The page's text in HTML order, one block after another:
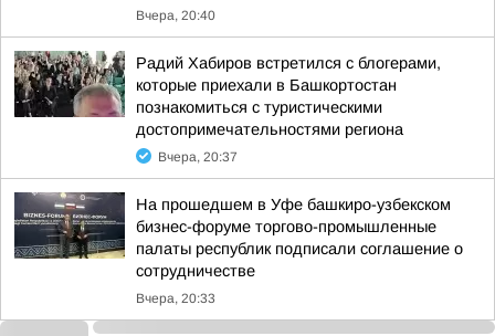
Вчера, 20:40
Радий Хабиров встретился с блогерами,
которые приехали в Башкортостан
познакомиться с туристическими
достопримечательностями региона
Вчера, 20:37
На прошедшем в Уфе башкиро-узбекском
бизнес-форуме торгово-промышленные
палаты республик подписали соглашение о
сотрудничестве
Вчера, 20:33